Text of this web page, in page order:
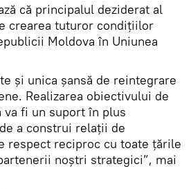
că principalul deziderat al
crearea tuturor condițiilor
Moldova în Uniunea
și unica șansă de reintegrare
Realizarea obiectivului de
va fi un suport în plus
a construi relații de
respect reciproc cu toate țările
noștri strategici”, mai